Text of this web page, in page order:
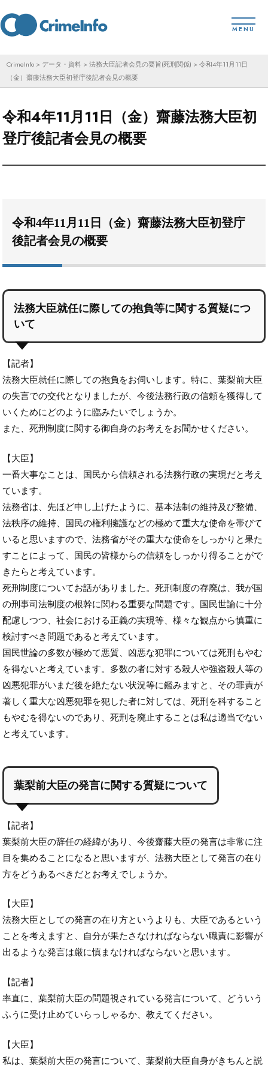
ン
ン
ス
キ
MENU
CrimeInfo >データ・資料 >法務大臣記者会見の要旨(死刑関係) >令和4年11月11日
（金）齋藤法務大臣初登庁後記者会見の概要
令和4年11月11日（金）齋藤法務大臣初
登庁後記者会見の概要
令和4年11月11日（金）齋藤法務大臣初登庁
後記者会見の概要
法務大臣就任に際しての抱負等に関する質疑につ
いて
【記者】
法務大臣就任に際しての抱負をお伺いします。特に、葉梨前大臣
の失言での交代となりましたが、今後法務行政の信頼を獲得して
いくためにどのように臨みたいでしょうか。
また、死刑制度に関する御自身のお考えをお聞かせください。
【大臣】
一番大事なことは、国民から信頼される法務行政の実現だと考え
ています。
法務省は、先ほど申し上げたように、基本法制の維持及び整備、
法秩序の維持、国民の権利擁護などの極めて重大な使命を帯びて
いると思いますので、法務省がその重大な使命をしっかりと果た
すことによって、国民の皆様からの信頼をしっかり得ることがで
きたらと考えています。
死刑制度についてお話がありました。死刑制度の存廃は、我が国
の刑事司法制度の根幹に関わる重要な問題です。国民世論に十分
配慮しつつ、社会における正義の実現等、様々な観点から慎重に
検討すべき問題であると考えています。
国民世論の多数が極めて悪質、凶悪な犯罪については死刑もやむ
を得ないと考えています。多数の者に対する殺人や強盗殺人等の
凶悪犯罪がいまだ後を絶たない状況等に鑑みますと、その罪責が
著しく重大な凶悪犯罪を犯した者に対しては、死刑を科すること
もやむを得ないのであり、死刑を廃止することは私は適当でない
と考えています。
葉梨前大臣の発言に関する質疑について
【記者】
葉梨前大臣の辞任の経緯があり、今後齋藤大臣の発言は非常に注
目を集めることになると思いますが、法務大臣として発言の在り
方をどうあるべきだとお考えでしょうか。
【大臣】
法務大臣としての発言の在り方というよりも、大臣であるという
ことを考えますと、自分が果たさなければならない職責に影響が
出るような発言は厳に慎まなければならないと思います。
【記者】
率直に、葉梨前大臣の問題視されている発言について、どういう
ふうに受け止めていらっしゃるか、教えてください。
【大臣】
私は、葉梨前大臣の発言について、葉梨前大臣自身がきちんと説